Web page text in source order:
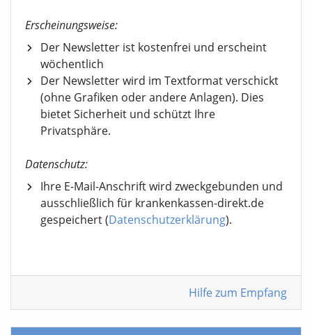
Erscheinungsweise:
Der Newsletter ist kostenfrei und erscheint
wöchentlich
Der Newsletter wird im Textformat verschickt
(ohne Grafiken oder andere Anlagen). Dies
bietet Sicherheit und schützt Ihre
Privatsphäre.
Datenschutz:
Ihre E-Mail-Anschrift wird zweckgebunden und
ausschließlich für krankenkassen-direkt.de
gespeichert (Datenschutzerklärung).
Hilfe zum Empfang